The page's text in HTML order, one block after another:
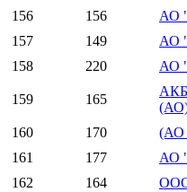
156
156 АО
157
149 АО
158
220 АО
159 165
АКБ
160 170 (АО
161
177 АО
162
164 ООО